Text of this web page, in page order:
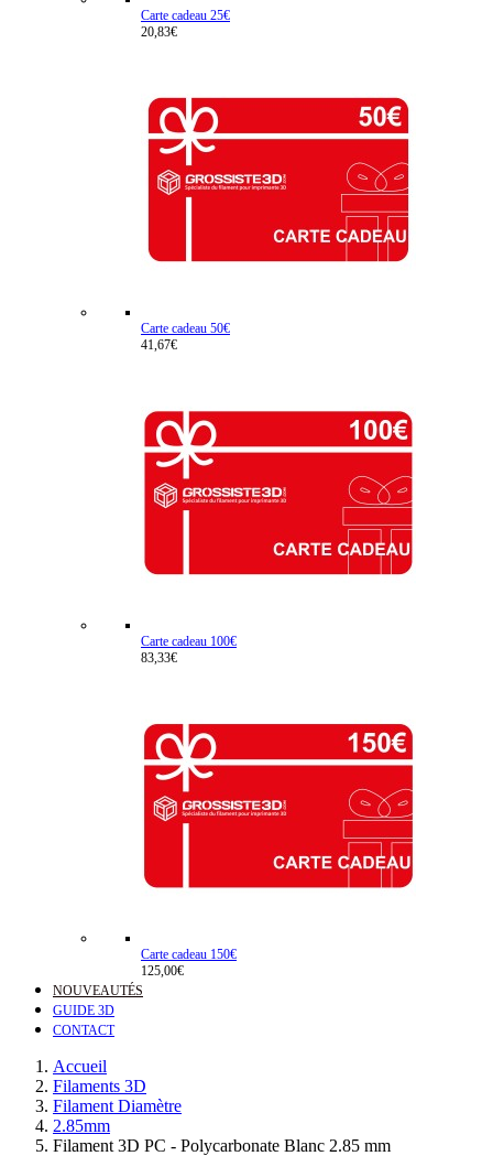
Carte cadeau 25€
20,83€
Carte cadeau 50€
41,67€
Carte cadeau 100€
83,33€
Carte cadeau 150€
125,00€
NOUVEAUTÉS
GUIDE 3D
CONTACT
Accueil
Filaments 3D
Filament Diamètre
2.85mm
Filament 3D PC - Polycarbonate Blanc 2.85 mm